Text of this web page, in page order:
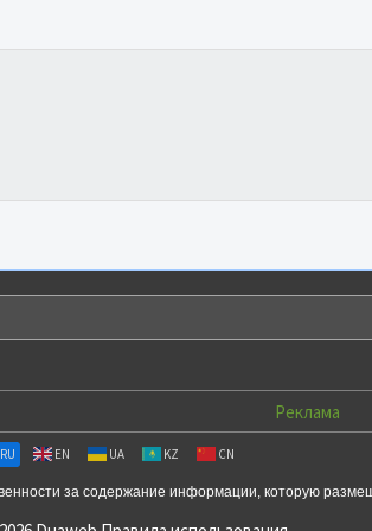
Реклама
RU EN UA KZ CN
за содержание информации, которую